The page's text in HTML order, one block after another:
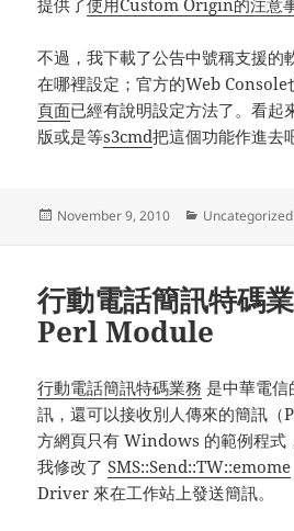
提供了使用Custom Origin的注意
不過，我下載了公告中號稱支援的
在哪裡設定；官方的Web
頁面已經有說明設定方法了。看起
版或是等s3cmd把這個功能作進去
Posted
November 9, 2010 Categories
Uncategorized
行動電話簡訊特碼
Perl Module
行動電話簡訊特碼業務 是中華電
訊，還可以接收別人傳來的簡訊
方網頁只有 Windows 的範例程
我修改了SMS::Send::TW::emome
Driver 來在工作站上發送簡訊。